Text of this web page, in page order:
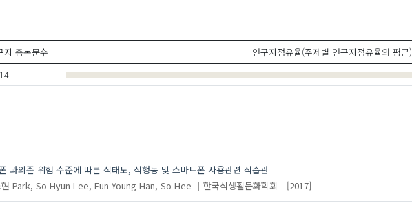
윤혜현(Yoon, Hye-Hyun)
자 총논문수
연구자점유율(주제별 연구자점유율의 평균)
14
과의존 위험 수준에 따른 식태도, 식행동 및 스마트폰 사용관련 식습관
Park, So Hyun Lee, Eun Young Han, So Hee 한국식생활문화학회 [2017]